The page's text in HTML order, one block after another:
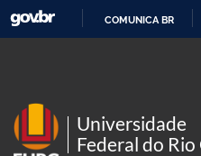
COMUNICA BR
Universidade
Federal do